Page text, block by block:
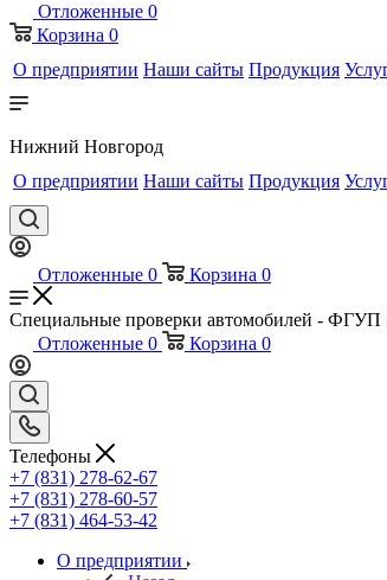
Отложенные 0
Корзина 0
О предприятии Наши сайты Продукция
Нижний Новгород
О предприятии Наши сайты Продукция
Отложенные 0 Корзина 0
Специальные проверки автомобилей -
Отложенные 0 Корзина 0
Телефоны
+7 (831) 278-62-67
+7 (831) 278-60-57
+7 (831) 464-53-42
О предприятии